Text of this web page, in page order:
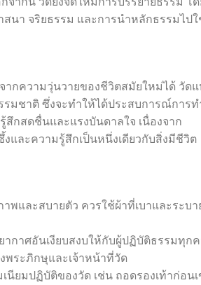
นา จริยธรรม และการนำหลักธรรมไปใ
ากความวุ่นวายของชีวิตสมัยใหม่ได้ วัดแ
มชาติ ซึ่งจะทำให้ได้ประสบการณ์การท
กสดชื่นและแรงบันดาลใจ เนื่องจาก
และความรู้สึกเป็นหนึ่งเดียวกับสิ่งมีชีวิต
พและสบายตัว ควรใช้ผ้าที่เบาและระบา
ากาศอันเงียบสงบให้กับผู้ปฏิบัติธรรมทุก
พระภิกษุและเจ้าหน้าที่วัด
ยมปฏิบัติของวัด เช่น ถอดรองเท้าก่อนเ